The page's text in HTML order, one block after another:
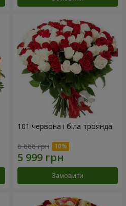
101 червона і біла троянда
6 666 грн
Замовити